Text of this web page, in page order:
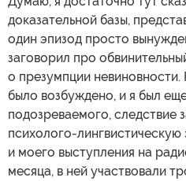
доказательной базы,
один эпизод просто
заговорил про
о презумпции невиновности.
было возбуждено, и я был
подозреваемого, следствие
психолого-
и моего выступления на
месяца, в ней участвовали